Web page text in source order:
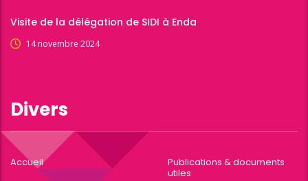
Visite de la délégation de SIDI à Enda
14 novembre 2024
Divers
Accueil
Publications & documents
utiles